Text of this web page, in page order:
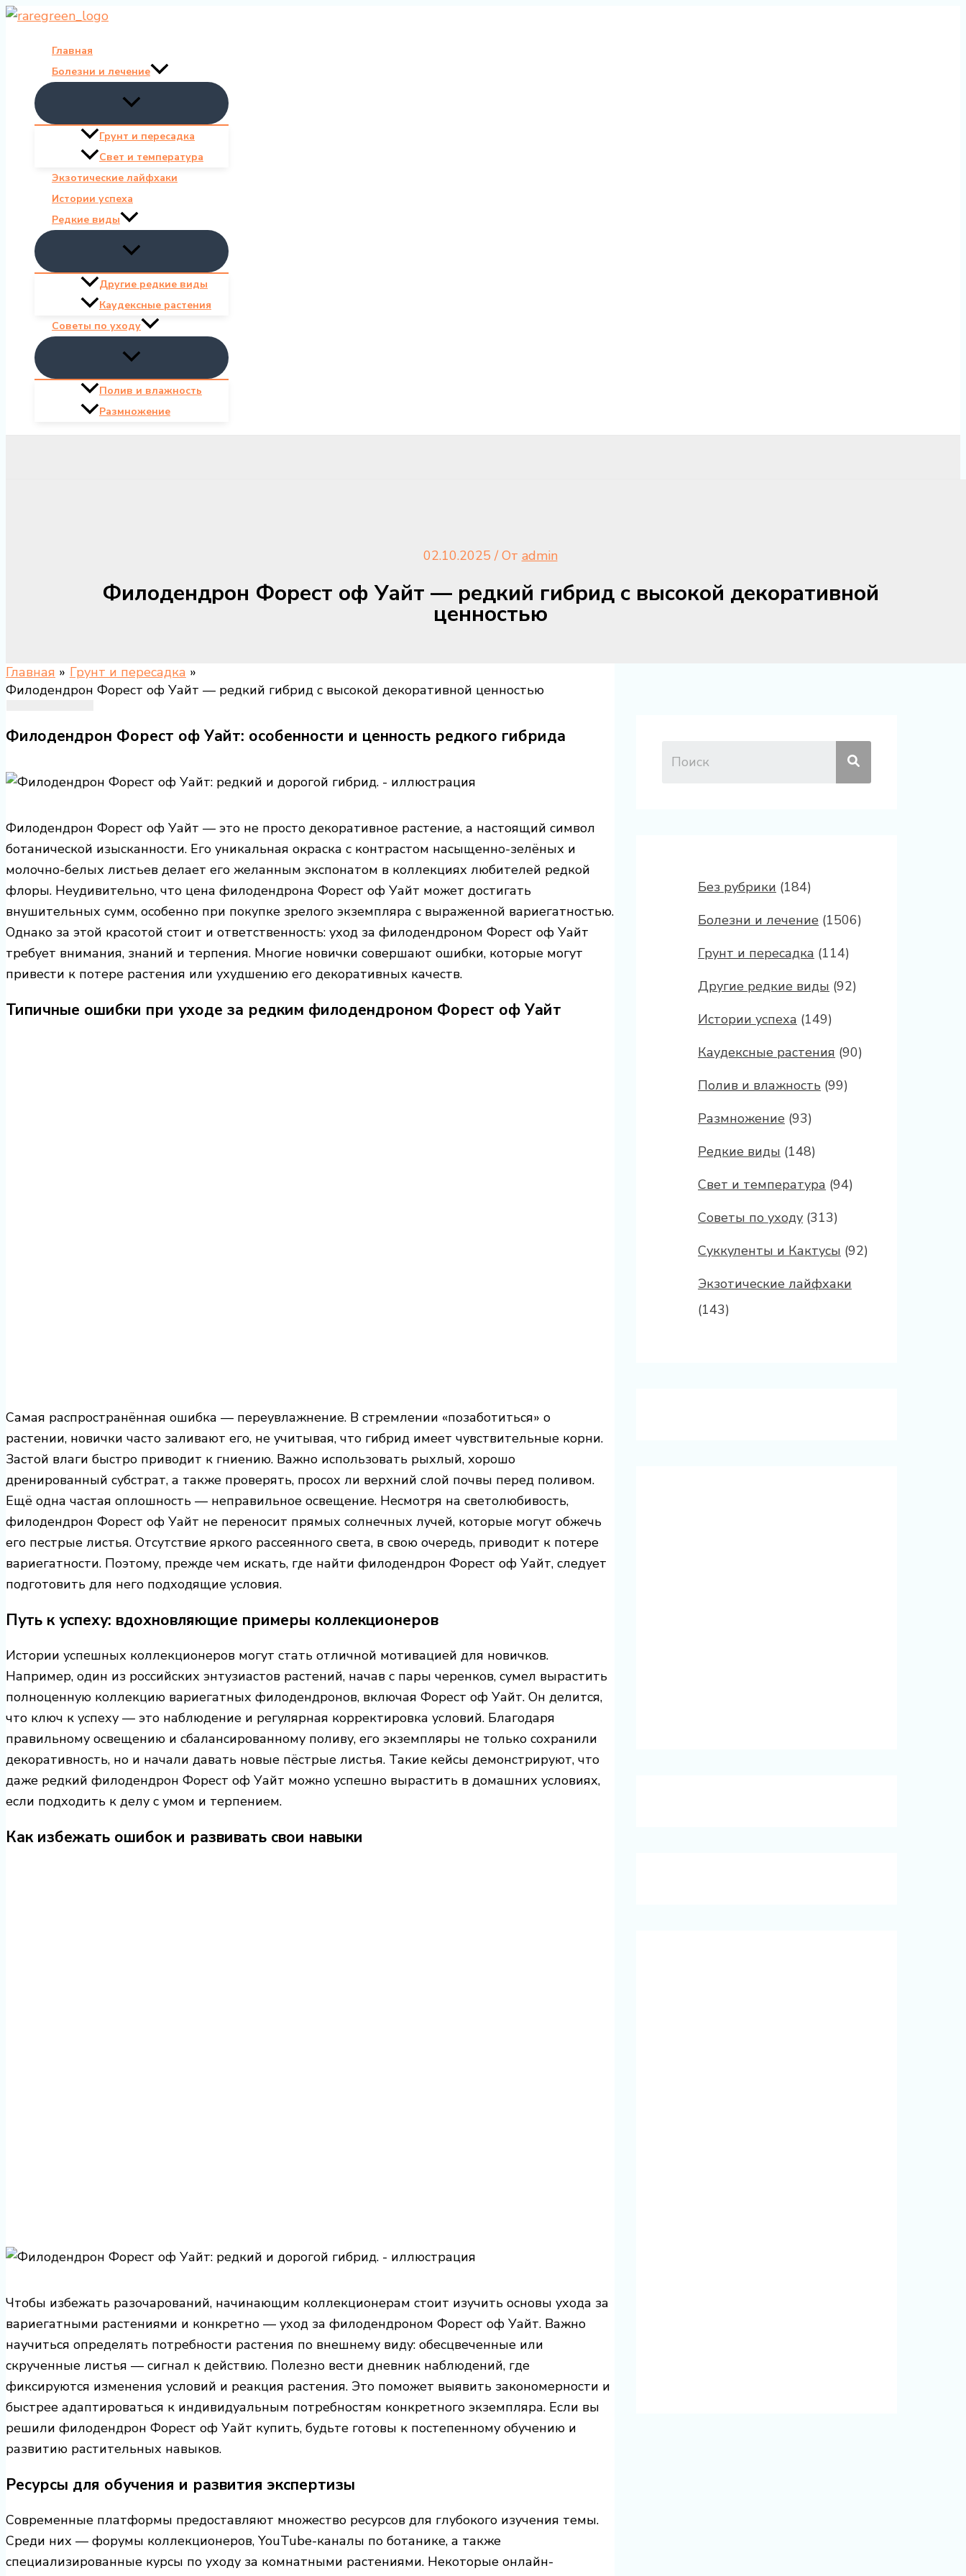
Перейти
содержимому
Главная
Болезни и лечение
Грунт и пересадка
Свет и температура
Экзотические лайфхаки
Истории успеха
Редкие виды
Другие редкие виды
Каудексные растения
Советы по уходу
Полив и влажность
Размножение
02.10.2025/ От admin
Филодендрон Форест оф Уайт — редкий гибрид с высокой декоративной
ценностью
Главная
Грунт и пересадка
Филодендрон Форест оф Уайт — редкий гибрид с высокой декоративной ценностью
Филодендрон Форест оф Уайт: особенности и ценность редкого гибрида
Филодендрон Форест оф Уайт — это не просто декоративное растение, а настоящий символ
ботанической изысканности. Его уникальная окраска с контрастом насыщенно-зелёных и
молочно-белых листьев делает его желанным экспонатом в коллекциях любителей редкой
флоры. Неудивительно, что цена филодендрона Форест оф Уайт может достигать
внушительных сумм, особенно при покупке зрелого экземпляра с выраженной вариегатностью.
Однако за этой красотой стоит и ответственность: уход за филодендроном Форест оф Уайт
требует внимания, знаний и терпения. Многие новички совершают ошибки, которые могут
привести к потере растения или ухудшению его декоративных качеств.
Типичные ошибки при уходе за редким филодендроном Форест оф Уайт
Самая распространённая ошибка — переувлажнение. В стремлении «позаботиться» о
растении, новички часто заливают его, не учитывая, что гибрид имеет чувствительные корни.
Застой влаги быстро приводит к гниению. Важно использовать рыхлый, хорошо
дренированный субстрат, а также проверять, просох ли верхний слой почвы перед поливом.
Ещё одна частая оплошность — неправильное освещение. Несмотря на светолюбивость,
филодендрон Форест оф Уайт не переносит прямых солнечных лучей, которые могут обжечь
его пестрые листья. Отсутствие яркого рассеянного света, в свою очередь, приводит к потере
вариегатности. Поэтому, прежде чем искать, где найти филодендрон Форест оф Уайт, следует
подготовить для него подходящие условия.
Путь к успеху: вдохновляющие примеры коллекционеров
Истории успешных коллекционеров могут стать отличной мотивацией для новичков.
Например, один из российских энтузиастов растений, начав с пары черенков, сумел вырастить
полноценную коллекцию вариегатных филодендронов, включая Форест оф Уайт. Он делится,
что ключ к успеху — это наблюдение и регулярная корректировка условий. Благодаря
правильному освещению и сбалансированному поливу, его экземпляры не только сохранили
декоративность, но и начали давать новые пёстрые листья. Такие кейсы демонстрируют, что
даже редкий филодендрон Форест оф Уайт можно успешно вырастить в домашних условиях,
если подходить к делу с умом и терпением.
Как избежать ошибок и развивать свои навыки
Чтобы избежать разочарований, начинающим коллекционерам стоит изучить основы ухода за
вариегатными растениями и конкретно — уход за филодендроном Форест оф Уайт. Важно
научиться определять потребности растения по внешнему виду: обесцвеченные или
скрученные листья — сигнал к действию. Полезно вести дневник наблюдений, где
фиксируются изменения условий и реакция растения. Это поможет выявить закономерности и
быстрее адаптироваться к индивидуальным потребностям конкретного экземпляра. Если вы
решили филодендрон Форест оф Уайт купить, будьте готовы к постепенному обучению и
развитию растительных навыков.
Ресурсы для обучения и развития экспертизы
Современные платформы предоставляют множество ресурсов для глубокого изучения темы.
Среди них — форумы коллекционеров, YouTube-каналы по ботанике, а также
специализированные курсы по уходу за комнатными растениями. Некоторые онлайн-
Без рубрики (184)
Болезни и лечение (1506)
Грунт и пересадка (114)
Другие редкие виды (92)
Истории успеха (149)
Каудексные растения (90)
Полив и влажность (99)
Размножение (93)
Редкие виды (148)
Свет и температура (94)
Советы по уходу (313)
Суккуленты и Кактусы (92)
Экзотические лайфхаки
(143)